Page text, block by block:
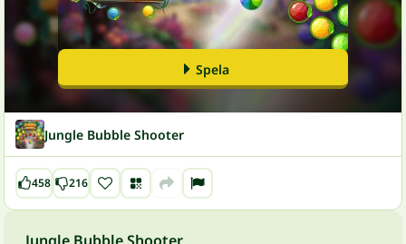
Spela
Jungle Bubble Shooter
458 216